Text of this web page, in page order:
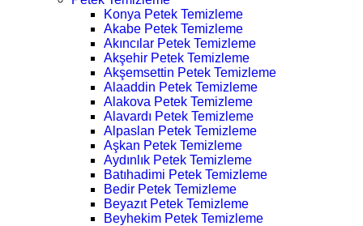
Konya Petek Temizleme
Akabe Petek Temizleme
Akıncılar Petek Temizleme
Akşehir Petek Temizleme
Akşemsettin Petek Temizleme
Alaaddin Petek Temizleme
Alakova Petek Temizleme
Alavardı Petek Temizleme
Alpaslan Petek Temizleme
Aşkan Petek Temizleme
Aydınlık Petek Temizleme
Batıhadimi Petek Temizleme
Bedir Petek Temizleme
Beyazıt Petek Temizleme
Beyhekim Petek Temizleme